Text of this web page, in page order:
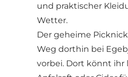
und praktischer
Wetter.
Der geheime
Weg dorthin bei
vorbei. Dort könnt ihr